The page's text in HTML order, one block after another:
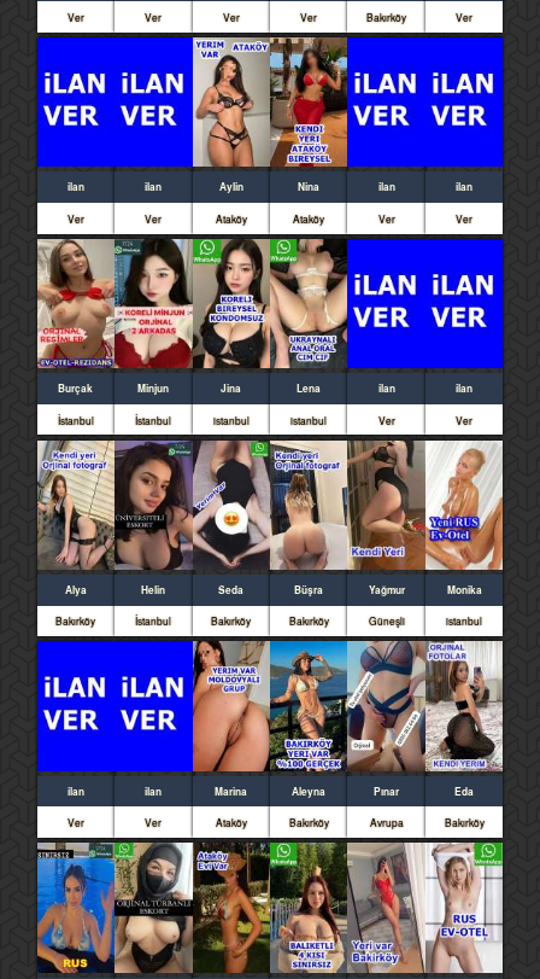
Ver Ver Ver Ver Bakırköy Ver
ilan
Ver
ilan
Ver
Aylin
Ataköy
Nina
Ataköy
ilan
Ver
ilan
Ver
Burçak
İstanbul
Minjun
İstanbul
Jina
istanbul
Lena
istanbul
ilan
Ver
ilan
Ver
Alya
Bakırköy
Helin
İstanbul
Seda
Bakırköy
Büşra
Bakırköy
Yağmur
Güneşli
Monika
istanbul
ilan
Ver
ilan
Ver
Marina
Ataköy
Aleyna
Bakırköy
Pınar
Avrupa
Eda
Bakırköy